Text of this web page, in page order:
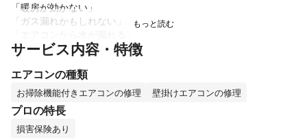
「暖房が効かない」
「ガス漏れかもしれない」
量販店やメーカーへ依頼すると数週間待ちになるケースもありま
すが、当店では最短即日で対応可能です。
■料金案内
サービス内容・特徴
エアコンの種類
お掃除機能付きエアコンの修理 壁掛けエアコンの修理
プロの特長
損害保険あり